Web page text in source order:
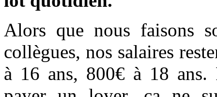
Alors que nous faisons
collègues, nos salaires
à 16 ans, 800€ à 18 ans.